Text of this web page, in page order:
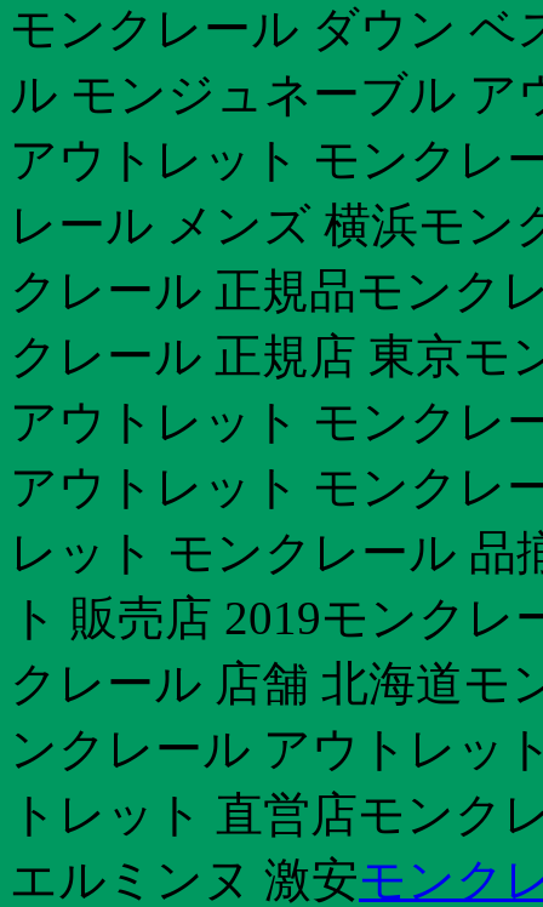
モンクレール ダウン ベ
ル モンジュネーブル ア
アウトレット モンクレ
レール メンズ 横浜モン
クレール 正規品モンク
クレール 正規店 東京モ
アウトレット モンクレ
アウトレット モンクレ
レット モンクレール
ト 販売店 2019モンク
クレール 店舗 北海道モ
ンクレール アウトレッ
トレット 直営店モンク
エルミンヌ 激安モンク